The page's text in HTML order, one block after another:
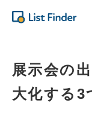
展示会の
大化する3